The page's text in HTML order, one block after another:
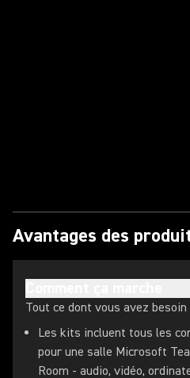
Avantages des
Tout ce dont vous avez besoin
Les kits incluent tous les
pour une salle Microsoft
Room - audio, vidéo,